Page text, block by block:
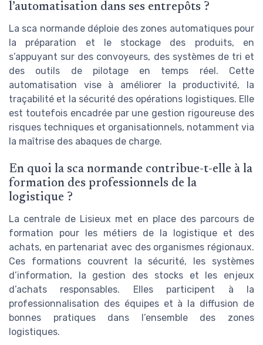
l’automatisation dans ses entrepôts ?
La sca normande déploie des zones automatiques pour
la préparation et le stockage des produits, en
s’appuyant sur des convoyeurs, des systèmes de tri et
des outils de pilotage en temps réel. Cette
automatisation vise à améliorer la productivité, la
traçabilité et la sécurité des opérations logistiques. Elle
est toutefois encadrée par une gestion rigoureuse des
risques techniques et organisationnels, notamment via
la maîtrise des abaques de charge.
En quoi la sca normande contribue-t-elle à la
formation des professionnels de la
logistique ?
La centrale de Lisieux met en place des parcours de
formation pour les métiers de la logistique et des
achats, en partenariat avec des organismes régionaux.
Ces formations couvrent la sécurité, les systèmes
d’information, la gestion des stocks et les enjeux
d’achats responsables. Elles participent à la
professionnalisation des équipes et à la diffusion de
bonnes pratiques dans l’ensemble des zones
logistiques.